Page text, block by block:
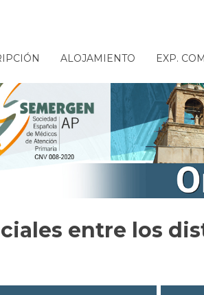
ALOJAMIENTO EXP.
entre los